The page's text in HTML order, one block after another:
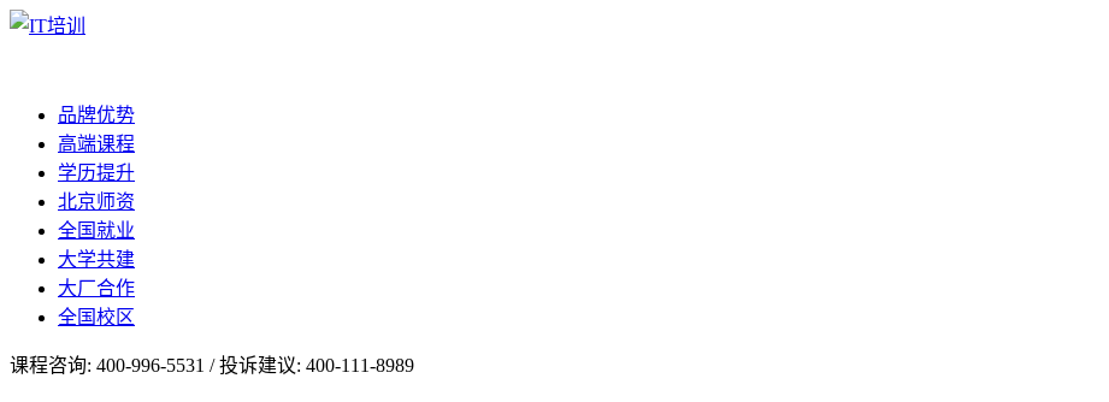
品牌优势
高端课程
学历提升
北京师资
全国就业
大学共建
大厂合作
全国校区
课程咨询: 400-996-5531 / 投诉建议: 400-111-8989